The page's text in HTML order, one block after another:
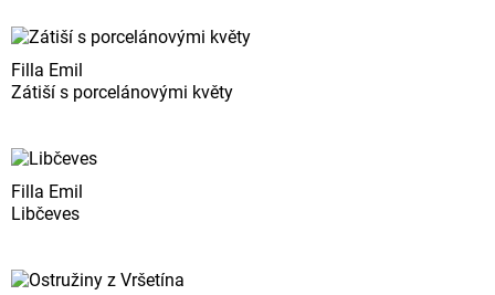
Filla Emil
Zátiší s porcelánovými květy
Filla Emil
Libčeves